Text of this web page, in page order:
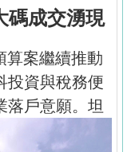
碼成交湧現
案繼續推動
投資與稅務便
落戶意願。坦